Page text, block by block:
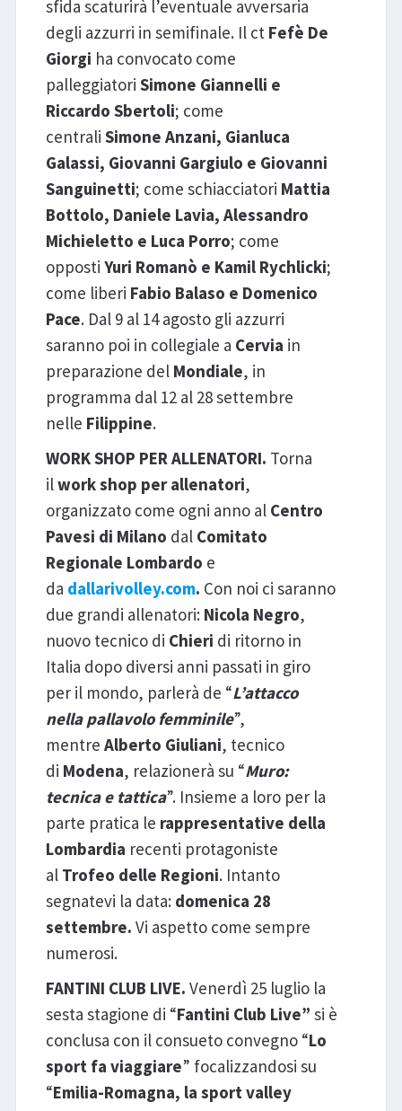
sfida scaturirà l’eventuale avversaria
degli azzurri in semifinale. Il ct Fefè De
Giorgi ha convocato come
palleggiatori Simone Giannelli e
Riccardo Sbertoli; come
centrali Simone Anzani, Gianluca
Galassi, Giovanni Gargiulo e Giovanni
Sanguinetti; come schiacciatori Mattia
Bottolo, Daniele Lavia, Alessandro
Michieletto e Luca Porro; come
opposti Yuri Romanò e Kamil Rychlicki;
come liberi Fabio Balaso e Domenico
Pace. Dal 9 al 14 agosto gli azzurri
saranno poi in collegiale a Cervia in
preparazione del Mondiale, in
programma dal 12 al 28 settembre
nelle Filippine.
WORK SHOP PER ALLENATORI. Torna
ilwork shop per allenatori,
organizzato come ogni anno al Centro
Pavesi di Milano dal Comitato
Regionale Lombardo e
da dallarivolley.com. Con noi ci saranno
due grandi allenatori: Nicola Negro,
nuovo tecnico di Chieri di ritorno in
Italia dopo diversi anni passati in giro
per il mondo, parlerà de “L’attacco
nella pallavolo femminile”,
mentre Alberto Giuliani, tecnico
di Modena, relazionerà su “Muro:
tecnica e tattica”. Insieme a loro per la
parte pratica le rappresentative della
Lombardia recenti protagoniste
al Trofeo delle Regioni. Intanto
segnatevi la data: domenica 28
settembre. Vi aspetto come sempre
numerosi.
FANTINI CLUB LIVE. Venerdì 25 luglio la
sesta stagione di “Fantini Club Live” si è
conclusa con il consueto convegno “Lo
sport fa viaggiare” focalizzandosi su
“Emilia-Romagna, la sport valley